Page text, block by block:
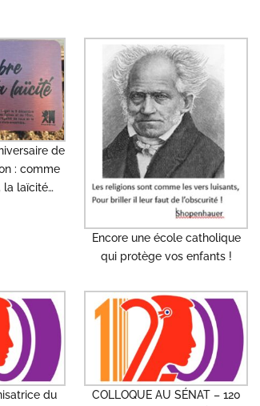
de
: comme
la laïcité…
Encore une école catholique
qui protège vos enfants !
du
COLLOQUE AU SÉNAT – 120